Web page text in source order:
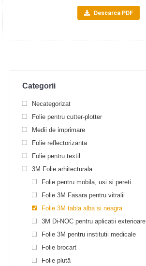
Descarca PDF
Categorii
Necategorizat
Folie pentru cutter-plotter
Medii de imprimare
Folie reflectorizanta
Folie pentru textil
3M Folie arhitecturala
Folie pentru mobila, usi si pereti
Folie 3M Fasara pentru vitralii
Folie 3M tabla alba si neagra
3M Di-NOC pentru aplicatii exterioare
Folie 3M pentru institutii medicale
Folie brocart
Folie plută